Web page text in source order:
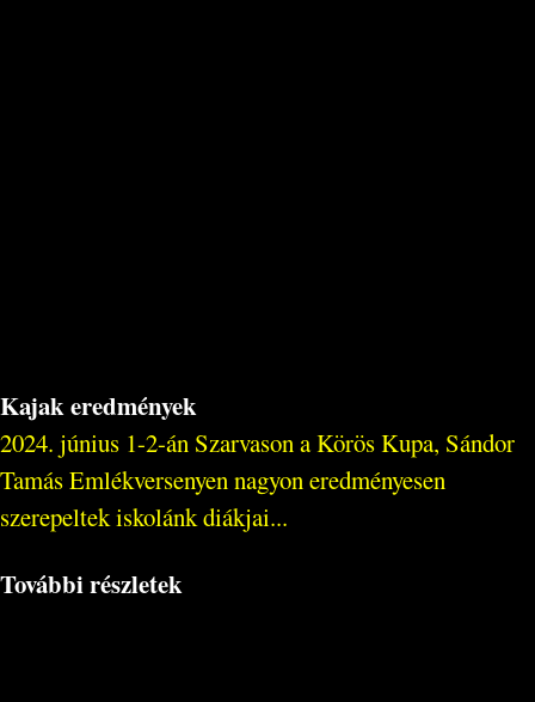
Kajak eredmények
2024. június 1-2-án Szarvason a Körös Kupa, Sándor
Tamás Emlékversenyen nagyon eredményesen
szerepeltek iskolánk diákjai...
További részletek